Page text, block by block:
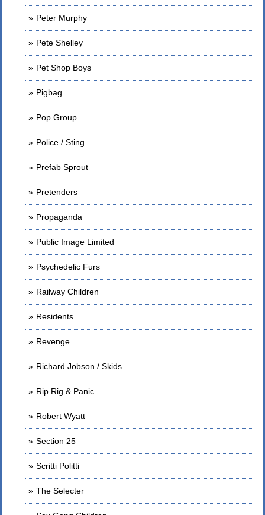
Peter Murphy
Pete Shelley
Pet Shop Boys
Pigbag
Pop Group
Police / Sting
Prefab Sprout
Pretenders
Propaganda
Public Image Limited
Psychedelic Furs
Railway Children
Residents
Revenge
Richard Jobson / Skids
Rip Rig & Panic
Robert Wyatt
Section 25
Scritti Politti
The Selecter